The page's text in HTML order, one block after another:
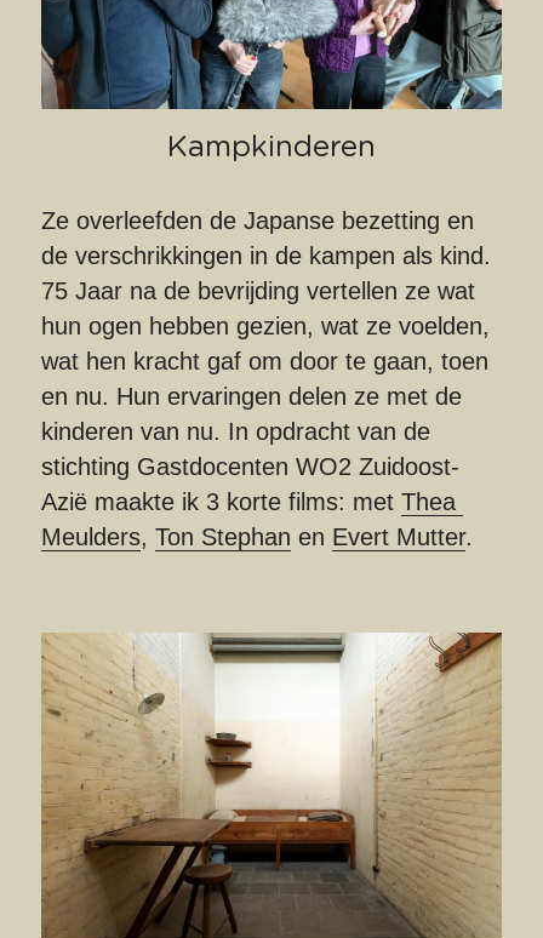
Kampkinderen
Ze overleefden de Japanse bezetting en
de verschrikkingen in de kampen als kind.
75 Jaar na de bevrijding vertellen ze wat
hun ogen hebben gezien, wat ze voelden,
wat hen kracht gaf om door te gaan, toen
en nu. Hun ervaringen delen ze met de
kinderen van nu. In opdracht van de
stichting Gastdocenten WO2 Zuidoost-
Azië maakte ik 3 korte films: met Thea
Meulders, Ton Stephan en Evert Mutter.